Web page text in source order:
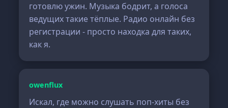
готовлю ужин. Музыка бодрит, а голоса
ведущих такие тёплые. Радио онлайн без
регистрации - просто находка для таких,
как я.
owenflux
Искал, где можно слушать поп-хиты без